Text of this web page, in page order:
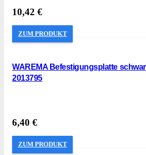
10,42 €
ZUM PRODUKT
WAREMA Befestigungsplatte
2013795
6,40 €
ZUM PRODUKT